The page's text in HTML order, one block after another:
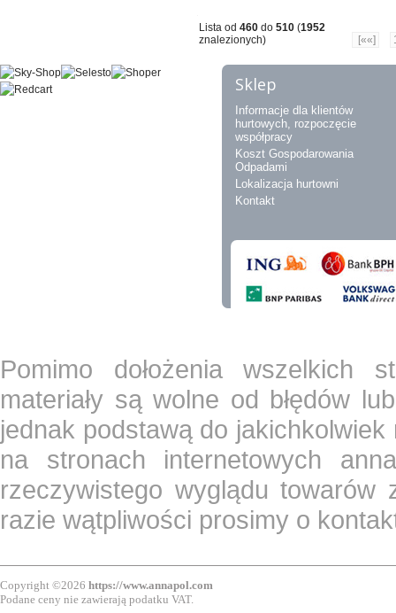
Lista od 460 do 510 (1952
znalezionych)
[««]
Sklep
Informacje dla klientów
hurtowych, rozpoczęcie
współpracy
Koszt Gospodarowania
Odpadami
Lokalizacja hurtowni
Kontakt
Pomimo dołożenia wszelkich
materiały są wolne od błędów
jednak podstawą do
na stronach internetowych
rzeczywistego wyglądu
razie wątpliwości prosimy o
Copyright ©2026 https://www.annapol.com
Podane ceny nie zawierają podatku VAT.